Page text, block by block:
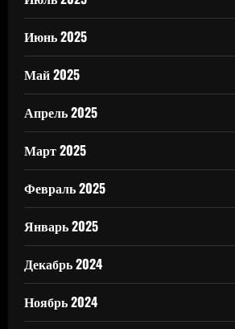
Июнь 2025
Май 2025
Апрель 2025
Март 2025
Февраль 2025
Январь 2025
Декабрь 2024
Ноябрь 2024